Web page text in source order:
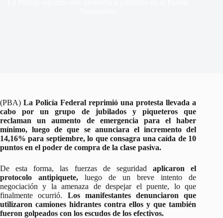
(PBA)La Policía Federal reprimió una protesta llevada a
cabo por un grupo de jubilados y piqueteros que
reclaman un aumento de emergencia para el haber
mínimo, luego de que se anunciara el incremento del
14,16% para septiembre, lo que consagra una caída de 10
puntos en el poder de compra de la clase pasiva.
De esta forma, las fuerzas de seguridad aplicaron el
protocolo antipiquete, luego de un breve intento de
negociación y la amenaza de despejar el puente, lo que
finalmente ocurrió. Los manifestantes denunciaron que
utilizaron camiones hidrantes contra ellos y que también
fueron golpeados con los escudos de los efectivos.